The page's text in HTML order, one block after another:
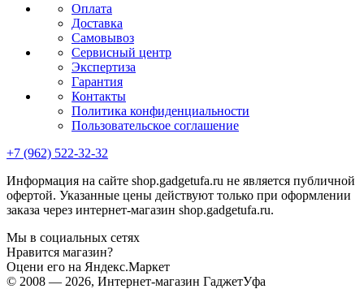
Оплата
Доставка
Самовывоз
Сервисный центр
Экспертиза
Гарантия
Контакты
Политика конфиденциальности
Пользовательское соглашение
+7 (962) 522-32-32
Информация на сайте shop.gadgetufa.ru не является публичной
офертой. Указанные цены действуют только при оформлении
заказа через интернет-магазин shop.gadgetufa.ru.
Мы в социальных сетях
Нравится магазин?
Оцени его на Яндекс.Маркет
© 2008 — 2026, Интернет-магазин ГаджетУфа